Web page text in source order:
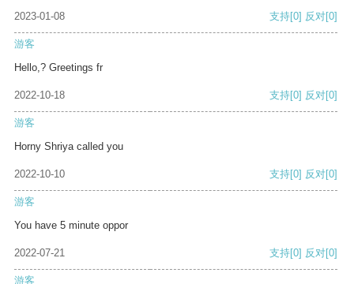
2023-01-08 支持[0] 反对[0]
游客
Hello,? Greetings fr
2022-10-18 支持[0] 反对[0]
游客
Horny Shriya called you
2022-10-10 支持[0] 反对[0]
游客
You have 5 minute oppor
2022-07-21 支持[0] 反对[0]
游客